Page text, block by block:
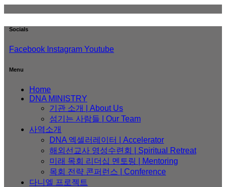
페
이
매
김
Socials
Facebook Instagram Youtube
Menu
Home
DNA MINISTRY
기관 소개 | About Us
섬기는 사람들 | Our Team
사역소개
DNA 엑셀러레이터​ | Accelerator
해외선교사 영성수련회 | Spiritual Retreat
미래 목회 리더십 멘토링 | Mentoring
목회 전략 콘퍼런스 | Conference
다니엘 프로젝트